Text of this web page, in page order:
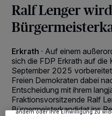
Ralf Lenger wird
Erkrath · Auf einem
sich die FDP Erkrath auf die
September 2025
Freien Demokraten dabei
Entscheidung mit ihrem
Fraktionsvorsitzende Ralf
Bürgermeisterkandidat ins
Wir und unsere218-Partner
personenbezogene Daten wie
Kennungen auf Ihrem Gerät zu.
Tracking-Technologien für die unter
verarbeiten Daten, um Ihnen
Zwecke. Wenn Tracker deaktiviert
Anzeigen möglicherweise nicht
dieses Menü jederzeit wieder
ändern oder Ihre Einwilligung zu